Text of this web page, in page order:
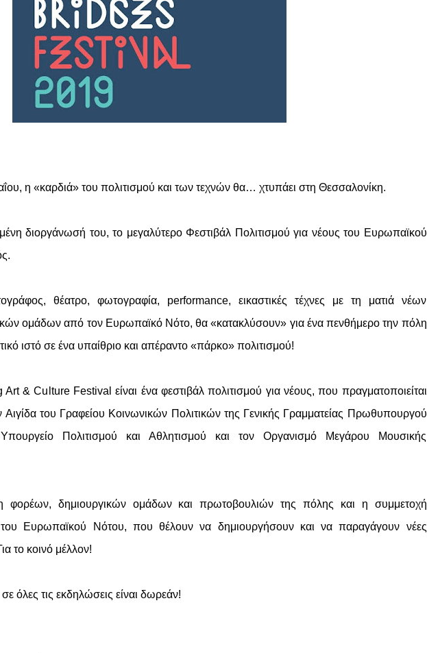
η «καρδιά» του πολιτισμού και των τεχνών θα… χτυπάει στη Θεσσαλονίκη.
διοργάνωσή του, το μεγαλύτερο Φεστιβάλ Πολιτισμού για νέους του Ευρωπαϊκού
θέατρο, φωτογραφία, performance, εικαστικές τέχνες με τη ματιά νέων
ομάδων από τον Ευρωπαϊκό Νότο, θα «κατακλύσουν» για ένα πενθήμερο την πόλη
ιστό σε ένα υπαίθριο και απέραντο «πάρκο» πολιτισμού!
& Culture Festival είναι ένα φεστιβάλ πολιτισμού για νέους, που πραγματοποιείται
του Γραφείου Κοινωνικών Πολιτικών της Γενικής Γραμματείας Πρωθυπουργού
Πολιτισμού και Αθλητισμού και τον Οργανισμό Μεγάρου Μουσικής
φορέων, δημιουργικών ομάδων και πρωτοβουλιών της πόλης και η συμμετοχή
Ευρωπαϊκού Νότου, που θέλουν να δημιουργήσουν και να παραγάγουν νέες
το κοινό μέλλον!
όλες τις εκδηλώσεις είναι δωρεάν!